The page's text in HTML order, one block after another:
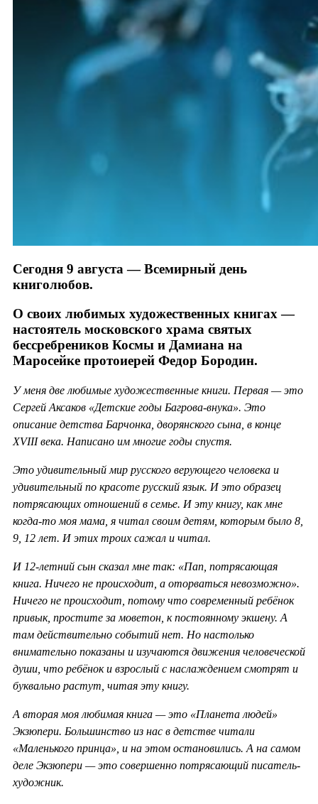
Сегодня 9 августа — Всемирный день
книголюбов.
О своих любимых художественных книгах —
настоятель московского храма святых
бессребреников Космы и Дамиана на
Маросейке протоиерей Федор Бородин.
У меня две любимые художественные книги. Первая — это
Сергей Аксаков «Детские годы Багрова-внука». Это
описание детства Барчонка, дворянского сына, в конце
XVIII века. Написано им многие годы спустя.
Это удивительный мир русского верующего человека и
удивительный по красоте русский язык. И это образец
потрясающих отношений в семье. И эту книгу, как мне
когда-то моя мама, я читал своим детям, которым было 8,
9, 12 лет. И этих троих сажал и читал.
И 12-летний сын сказал мне так: «Пап, потрясающая
книга. Ничего не происходит, а оторваться невозможно».
Ничего не происходит, потому что современный ребёнок
привык, простите за моветон, к постоянному экшену. А
там действительно событий нет. Но настолько
внимательно показаны и изучаются движения человеческой
души, что ребёнок и взрослый с наслаждением смотрят и
буквально растут, читая эту книгу.
А вторая моя любимая книга — это «Планета людей»
Экзюпери. Большинство из нас в детстве читали
«Маленького принца», и на этом остановились. А на самом
деле Экзюпери — это совершенно потрясающий писатель-
художник.